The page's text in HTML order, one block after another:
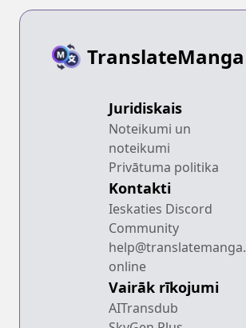
TranslateManga
Juridiskais
Noteikumi un
noteikumi
Privātuma politika
Kontakti
Ieskaties Discord
Community
help@translatemanga.
online
Vairāk rīkojumi
AITransdub